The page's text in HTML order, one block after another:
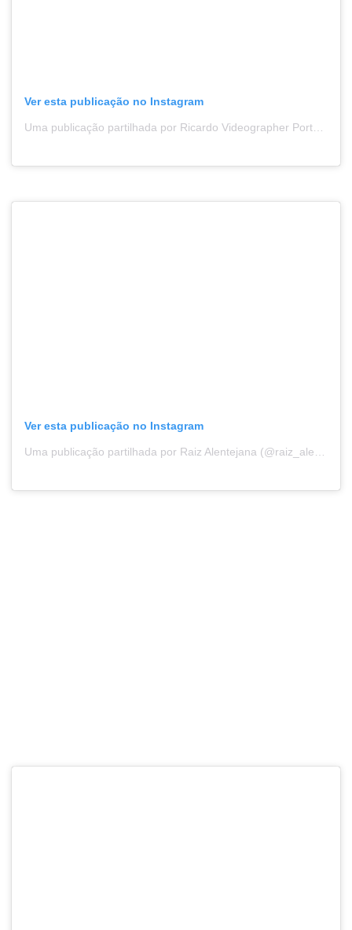
Ver esta publicação no Instagram
Ver esta publicação no Instagram
Uma publicação partilhada por Raiz Alentejana (@raiz_alentejana)